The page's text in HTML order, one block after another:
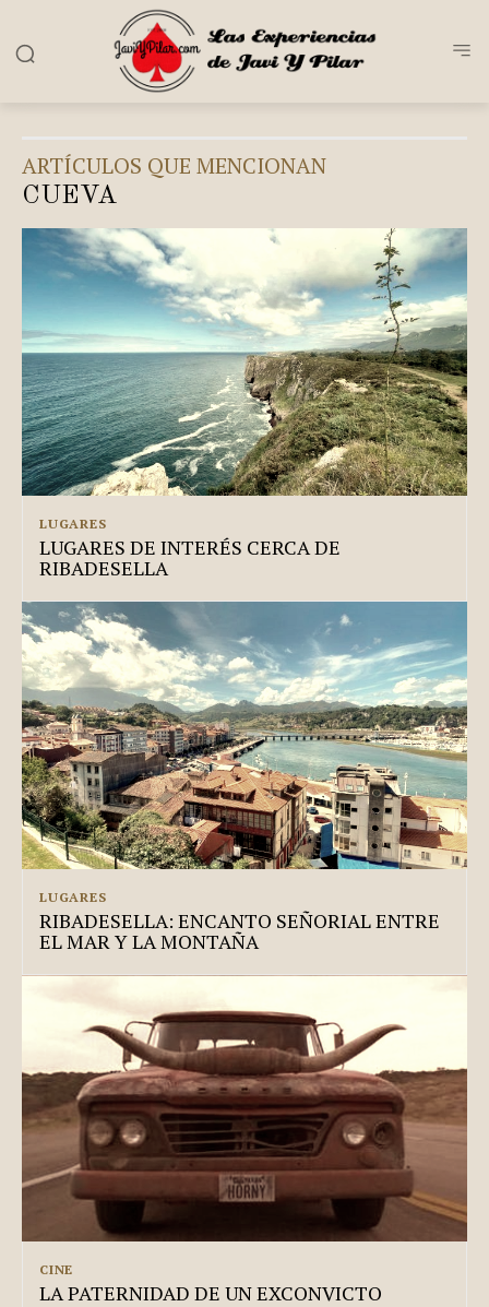
ARTÍCULOS QUE MENCIONAN
CUEVA
LUGARES
LUGARES DE INTERÉS CERCA DE
RIBADESELLA
LUGARES
RIBADESELLA: ENCANTO SEÑORIAL ENTRE
EL MAR Y LA MONTAÑA
CINE
LA PATERNIDAD DE UN EXCONVICTO